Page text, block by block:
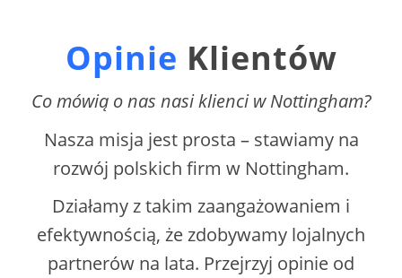
Opinie Klientów
Co mówią o nas nasi klienci w Nottingham?
Nasza misja jest prosta – stawiamy na
rozwój polskich firm w Nottingham.
Działamy z takim zaangażowaniem i
efektywnością, że zdobywamy lojalnych
partnerów na lata. Przejrzyj opinie od